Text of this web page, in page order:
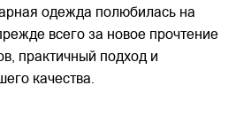
одежда полюбилась на
всего за новое прочтение
практичный подход и
качества.